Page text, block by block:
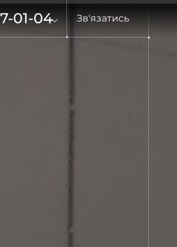
01-04 Зв'язатись